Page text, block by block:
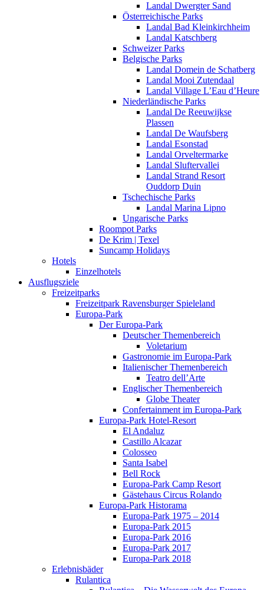
Landal Dwergter Sand
Österreichische Parks
Landal Bad Kleinkirchheim
Landal Katschberg
Schweizer Parks
Belgische Parks
Landal Domein de Schatberg
Landal Mooi Zutendaal
Landal Village L’Eau d’Heure
Niederländische Parks
Landal De Reeuwijkse
Plassen
Landal De Waufsberg
Landal Esonstad
Landal Orveltermarke
Landal Sluftervallei
Landal Strand Resort
Ouddorp Duin
Tschechische Parks
Landal Marina Lipno
Ungarische Parks
Roompot Parks
De Krim | Texel
Suncamp Holidays
Hotels
Einzelhotels
Ausflugsziele
Freizeitparks
Freizeitpark Ravensburger Spieleland
Europa-Park
Der Europa-Park
Deutscher Themenbereich
Voletarium
Gastronomie im Europa-Park
Italienischer Themenbereich
Teatro dell’Arte
Englischer Themenbereich
Globe Theater
Confertainment im Europa-Park
Europa-Park Hotel-Resort
El Andaluz
Castillo Alcazar
Colosseo
Santa Isabel
Bell Rock
Europa-Park Camp Resort
Gästehaus Circus Rolando
Europa-Park Historama
Europa-Park 1975 – 2014
Europa-Park 2015
Europa-Park 2016
Europa-Park 2017
Europa-Park 2018
Erlebnisbäder
Rulantica